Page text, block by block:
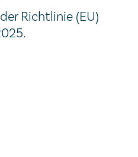
Richtlinie (EU)